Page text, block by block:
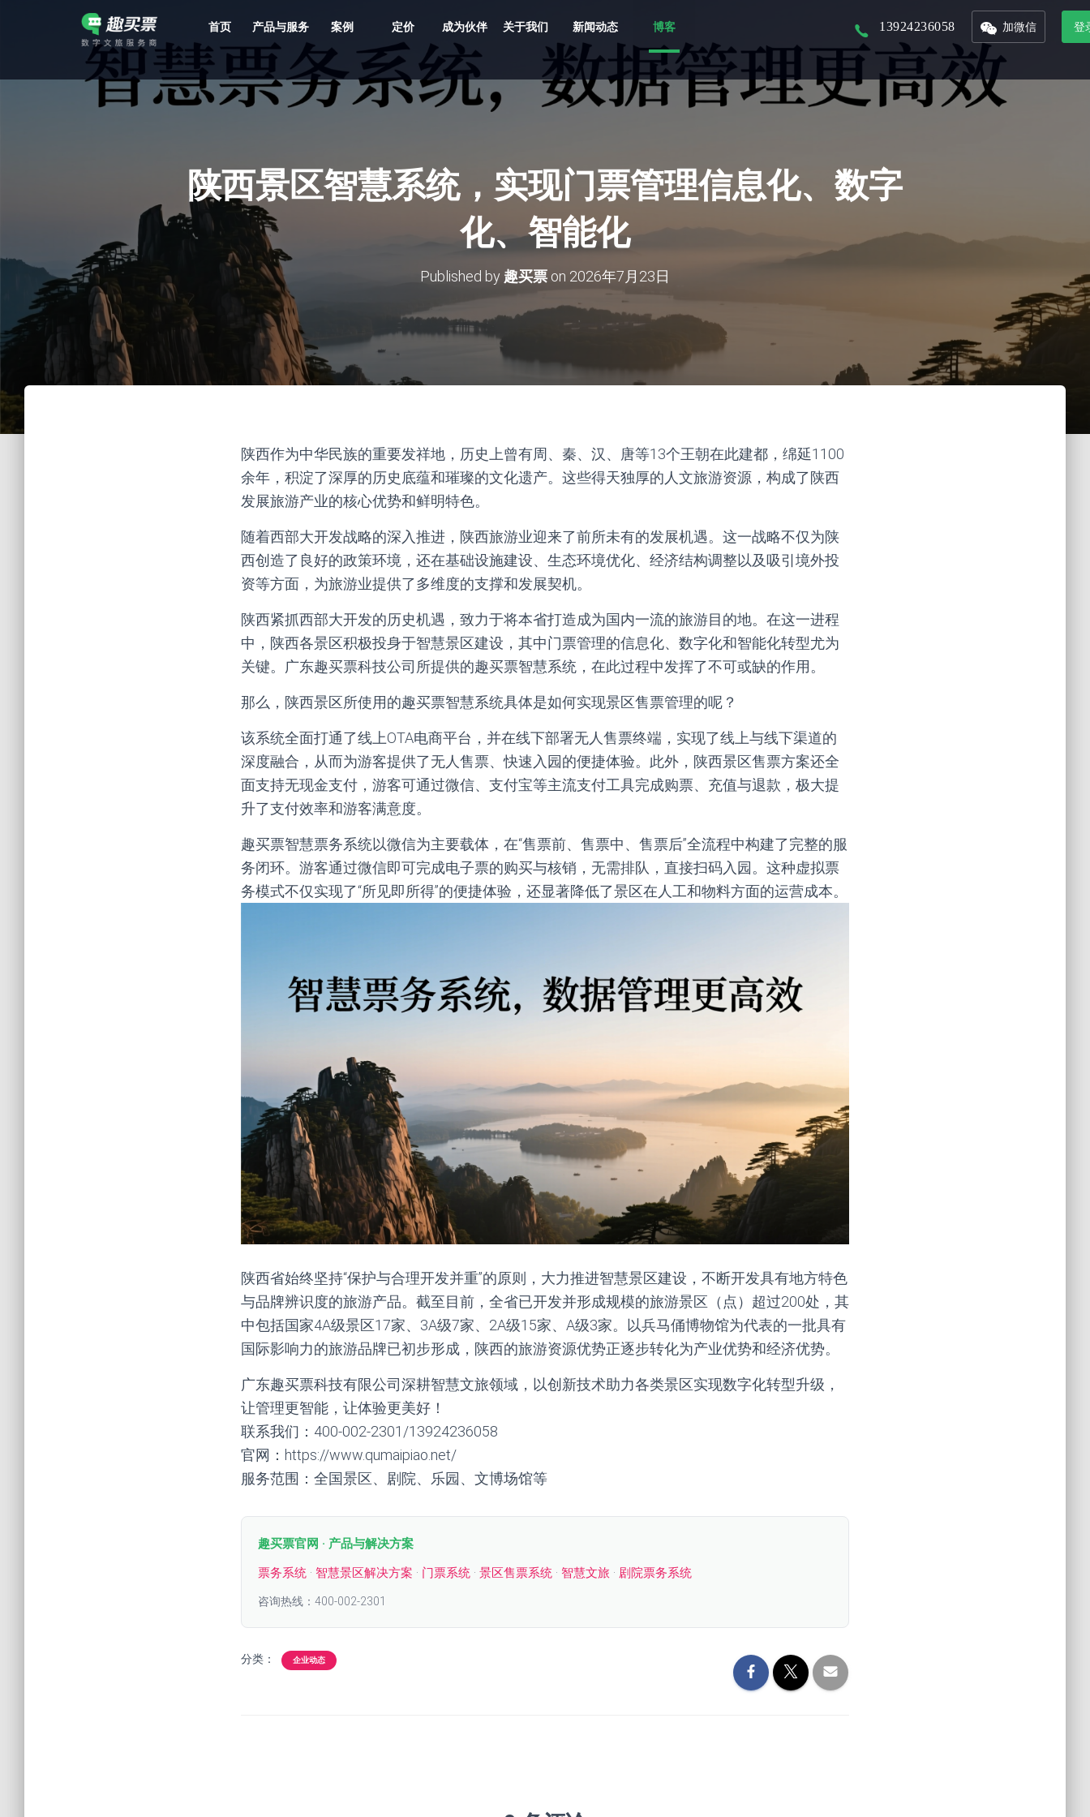
首页 产品与服务 案例 定价 成为伙伴 关于我们 新闻动态 博客 13924236058 加微信 登
陕西景区智慧系统，实现门票管理信息化、数字
化、智能化
Published by 趣买票 on 2026年7月23日
陕西作为中华民族的重要发祥地，历史上曾有周、秦、汉、唐等13个王朝在此建都，绵延1100
余年，积淀了深厚的历史底蕴和璀璨的文化遗产。这些得天独厚的人文旅游资源，构成了陕西
发展旅游产业的核心优势和鲜明特色。
随着西部大开发战略的深入推进，陕西旅游业迎来了前所未有的发展机遇。这一战略不仅为陕
西创造了良好的政策环境，还在基础设施建设、生态环境优化、经济结构调整以及吸引境外投
资等方面，为旅游业提供了多维度的支撑和发展契机。
陕西紧抓西部大开发的历史机遇，致力于将本省打造成为国内一流的旅游目的地。在这一进程
中，陕西各景区积极投身于智慧景区建设，其中门票管理的信息化、数字化和智能化转型尤为
关键。广东趣买票科技公司所提供的趣买票智慧系统，在此过程中发挥了不可或缺的作用。
那么，陕西景区所使用的趣买票智慧系统具体是如何实现景区售票管理的呢？
该系统全面打通了线上OTA电商平台，并在线下部署无人售票终端，实现了线上与线下渠道的
深度融合，从而为游客提供了无人售票、快速入园的便捷体验。此外，陕西景区售票方案还全
面支持无现金支付，游客可通过微信、支付宝等主流支付工具完成购票、充值与退款，极大提
升了支付效率和游客满意度。
趣买票智慧票务系统以微信为主要载体，在“售票前、售票中、售票后”全流程中构建了完整的服
务闭环。游客通过微信即可完成电子票的购买与核销，无需排队，直接扫码入园。这种虚拟票
务模式不仅实现了“所见即所得”的便捷体验，还显著降低了景区在人工和物料方面的运营成本。
陕西省始终坚持“保护与合理开发并重”的原则，大力推进智慧景区建设，不断开发具有地方特色
与品牌辨识度的旅游产品。截至目前，全省已开发并形成规模的旅游景区（点）超过200处，其
中包括国家4A级景区17家、3A级7家、2A级15家、A级3家。以兵马俑博物馆为代表的一批具有
国际影响力的旅游品牌已初步形成，陕西的旅游资源优势正逐步转化为产业优势和经济优势。
广东趣买票科技有限公司深耕智慧文旅领域，以创新技术助力各类景区实现数字化转型升级，
让管理更智能，让体验更美好！
联系我们：400-002-2301/13924236058
官网：https://www.qumaipiao.net/
服务范围：全国景区、剧院、乐园、文博场馆等
趣买票官网 · 产品与解决方案
票务系统 · 智慧景区解决方案 · 门票系统 · 景区售票系统 · 智慧文旅 · 剧院票务系统
咨询热线：400-002-2301
分类： 企业动态